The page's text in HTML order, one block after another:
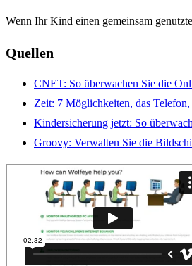
Wenn Ihr Kind einen gemeinsam
Quellen
CNET: So überwachen Sie die
Zeit: 7 Möglichkeiten, das
Kindersicherung jetzt: So
Groovy: Verwalten Sie die